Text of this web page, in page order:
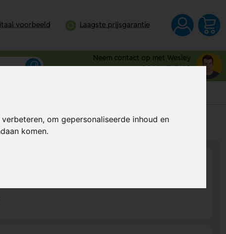
om gepersonaliseerde inhoud en
komen.
voorbeeld Laagste prijsgarantie
Neem contact op met Wesley
0344 - 745109
Al vanaf€ 4,25 per stuk (excl. BTW)